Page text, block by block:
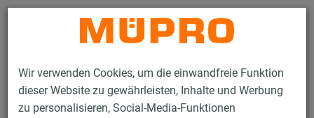
Wir verwenden Cookies, um die einwandfreie Funktion
dieser Website zu gewährleisten, Inhalte und Werbung
zu personalisieren, Social-Media-Funktionen
Kontakt